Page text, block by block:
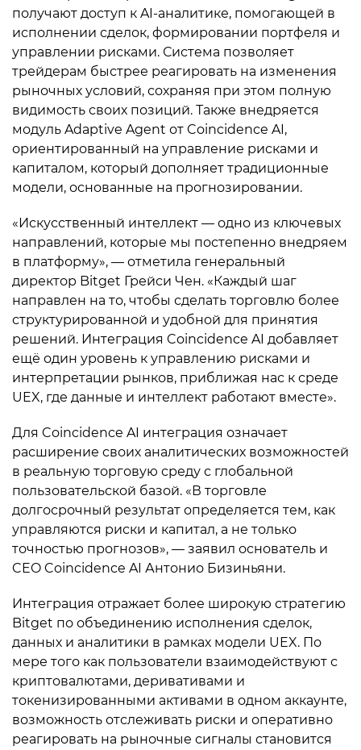
получают доступ к AI-аналитике, помогающей в
исполнении сделок, формировании портфеля и
управлении рисками. Система позволяет
трейдерам быстрее реагировать на изменения
рыночных условий, сохраняя при этом полную
видимость своих позиций. Также внедряется
модуль Adaptive Agent от Coincidence AI,
ориентированный на управление рисками и
капиталом, который дополняет традиционные
модели, основанные на прогнозировании.
«Искусственный интеллект — одно из ключевых
направлений, которые мы постепенно внедряем
в платформу», — отметила генеральный
директор Bitget Грейси Чен. «Каждый шаг
направлен на то, чтобы сделать торговлю более
структурированной и удобной для принятия
решений. Интеграция Coincidence AI добавляет
ещё один уровень к управлению рисками и
интерпретации рынков, приближая нас к среде
UEX, где данные и интеллект работают вместе».
Для Coincidence AI интеграция означает
расширение своих аналитических возможностей
в реальную торговую среду с глобальной
пользовательской базой. «В торговле
долгосрочный результат определяется тем, как
управляются риски и капитал, а не только
точностью прогнозов», — заявил основатель и
CEO Coincidence AI Антонио Бизиньяни.
Интеграция отражает более широкую стратегию
Bitget по объединению исполнения сделок,
данных и аналитики в рамках модели UEX. По
мере того как пользователи взаимодействуют с
криптовалютами, деривативами и
токенизированными активами в одном аккаунте,
возможность отслеживать риски и оперативно
реагировать на рыночные сигналы становится